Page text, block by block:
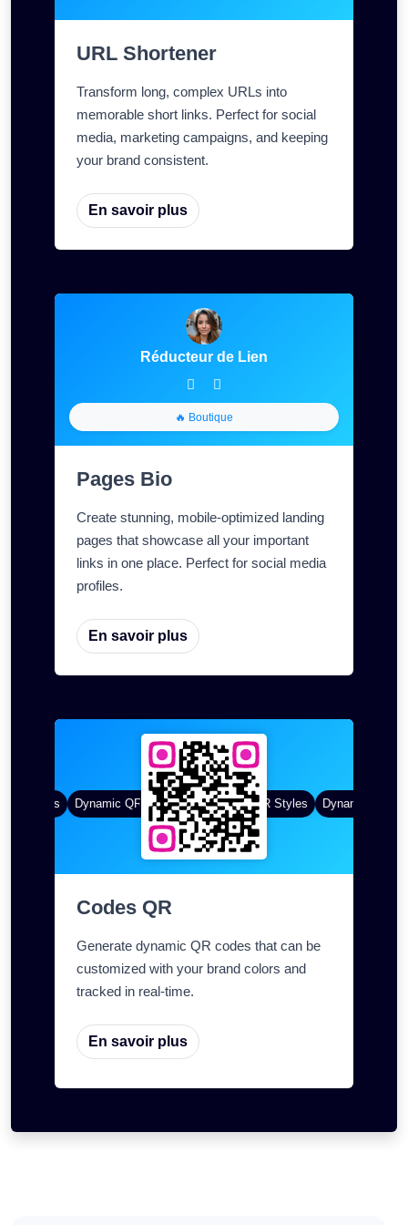
URL Shortener
Transform long, complex URLs into
memorable short links. Perfect for social
media, marketing campaigns, and keeping
your brand consistent.
En savoir plus
Réducteur de Lien
🔥 Boutique
Pages Bio
Create stunning, mobile-optimized landing
pages that showcase all your important
links in one place. Perfect for social media
profiles.
En savoir plus
Dynamic QR Codes Custom Frames
Couleur dégradée QR Styles Dynamic QR
Codes QR
Generate dynamic QR codes that can be
customized with your brand colors and
tracked in real-time.
En savoir plus